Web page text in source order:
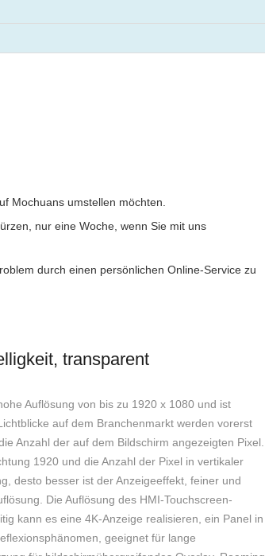
Mochuans umstellen möchten.
nur eine Woche, wenn Sie mit uns
durch einen persönlichen Online-Service zu
transparent
Auflösung von bis zu 1920 x 1080 und ist
auf dem Branchenmarkt werden vorerst
Anzahl der auf dem Bildschirm angezeigten Pixel.
1920 und die Anzahl der Pixel in vertikaler
desto besser ist der Anzeigeeffekt, feiner und
Die Auflösung des HMI-Touchscreen-
kann es eine 4K-Anzeige realisieren, ein Panel in
geeignet für lange